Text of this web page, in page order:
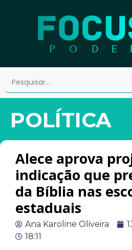
POLÍTICA
Alece aprova
indicação que
da Bíblia nas
estaduais
Ana Karoline Oliveira
18:11